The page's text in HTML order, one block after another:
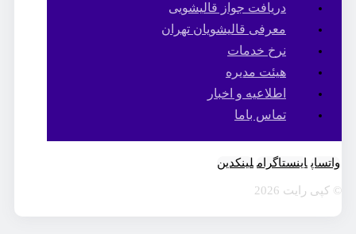
دریافت جواز قالیشویی
معرفی قالیشویان تهران
نرخ خدمات
هیئت مدیره
اطلاعیه و اخبار
تماس باما
واتساپ اینستاگرام لینکدین
© کپی رایت 2026